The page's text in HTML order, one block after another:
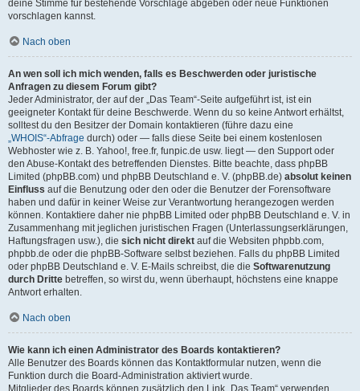
deine Stimme für bestehende Vorschläge abgeben oder neue Funktionen
vorschlagen kannst.
Nach oben
An wen soll ich mich wenden, falls es Beschwerden oder juristische
Anfragen zu diesem Forum gibt?
Jeder Administrator, der auf der „Das Team“-Seite aufgeführt ist, ist ein
geeigneter Kontakt für deine Beschwerde. Wenn du so keine Antwort erhältst,
solltest du den Besitzer der Domain kontaktieren (führe dazu eine
„WHOIS“-Abfrage durch) oder — falls diese Seite bei einem kostenlosen
Webhoster wie z. B. Yahoo!, free.fr, funpic.de usw. liegt — den Support oder
den Abuse-Kontakt des betreffenden Dienstes. Bitte beachte, dass phpBB
Limited (phpBB.com) und phpBB Deutschland e. V. (phpBB.de) absolut keinen
Einfluss auf die Benutzung oder den oder die Benutzer der Forensoftware
haben und dafür in keiner Weise zur Verantwortung herangezogen werden
können. Kontaktiere daher nie phpBB Limited oder phpBB Deutschland e. V. in
Zusammenhang mit jeglichen juristischen Fragen (Unterlassungserklärungen,
Haftungsfragen usw.), die sich nicht direkt auf die Websiten phpbb.com,
phpbb.de oder die phpBB-Software selbst beziehen. Falls du phpBB Limited
oder phpBB Deutschland e. V. E-Mails schreibst, die die Softwarenutzung
durch Dritte betreffen, so wirst du, wenn überhaupt, höchstens eine knappe
Antwort erhalten.
Nach oben
Wie kann ich einen Administrator des Boards kontaktieren?
Alle Benutzer des Boards können das Kontaktformular nutzen, wenn die
Funktion durch die Board-Administration aktiviert wurde.
Mitglieder des Boards können zusätzlich den Link „Das Team“ verwenden.